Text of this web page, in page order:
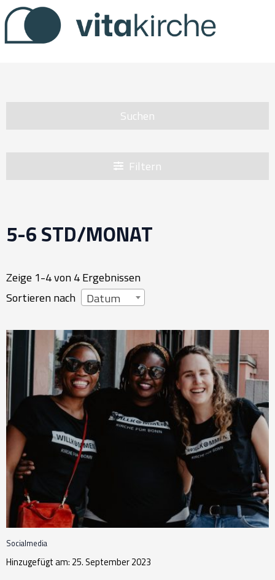
Zum
Inhalt
Suchen
Filtern
5-6 STD/MONAT
Zeige 1-4 von 4 Ergebnissen
Sortieren nach
Datum
Socialmedia
Hinzugefügt am: 25. September 2023